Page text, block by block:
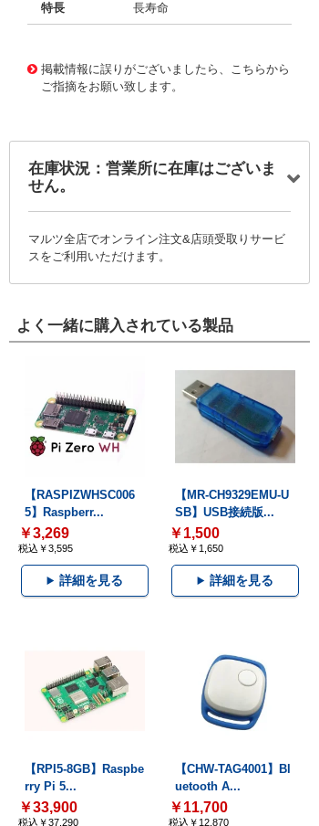
特長 長寿命
掲載情報に誤りがございましたら、こちらから
ご指摘をお願い致します。
在庫状況：営業所に在庫はございま
せん。
マルツ全店でオンライン注文&店頭受取りサービ
スをご利用いただけます。
よく一緒に購入されている製品
【RASPIZWHSC006
5】Raspberr...
￥3,269
税込￥3,595
詳細を見る
【MR-CH9329EMU-U
SB】USB接続版...
￥1,500
税込￥1,650
詳細を見る
【RPI5-8GB】Raspbe
rry Pi 5...
￥33,900
税込￥37,290
【CHW-TAG4001】Bl
uetooth A...
￥11,700
税込￥12,870